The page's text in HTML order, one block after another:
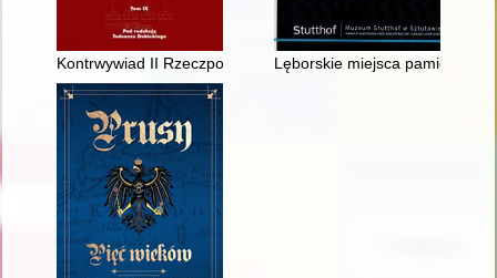
Kontrwywiad II Rzeczpospolitej. T. 9Lęborskie miejsca pamięci :